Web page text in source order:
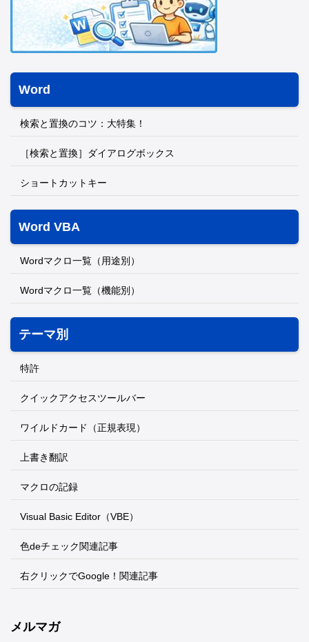
Word
検索と置換のコツ：大特集！
［検索と置換］ダイアログボックス
ショートカットキー
Word VBA
Wordマクロ一覧（用途別）
Wordマクロ一覧（機能別）
テーマ別
特許
クイックアクセスツールバー
ワイルドカード（正規表現）
上書き翻訳
マクロの記録
Visual Basic Editor（VBE）
色deチェック関連記事
右クリックでGoogle！関連記事
メルマガ